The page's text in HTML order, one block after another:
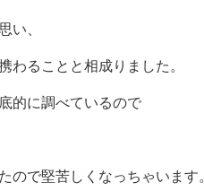
、
ることと相成りました。
的に調べているので
で堅苦しくなっちゃいます。